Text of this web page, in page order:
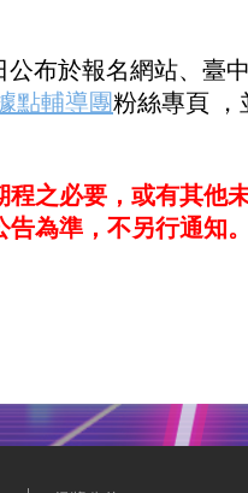
布於報名網站、臺
點輔導團粉絲專頁 ，
之必要，或有其他
為準，不另行通知。